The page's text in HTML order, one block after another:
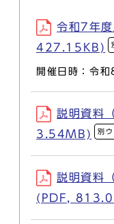
令和7年
427.15KB)
開催日時：令
説明資料
3.54MB)
別
説明資料
(PDF,